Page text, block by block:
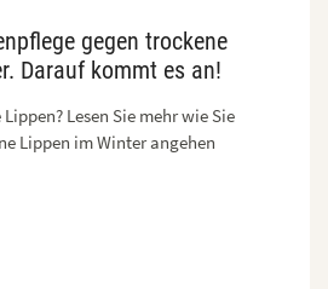
gegen trockene
Darauf kommt es an!
Lesen Sie mehr wie Sie
Lippen im Winter angehen